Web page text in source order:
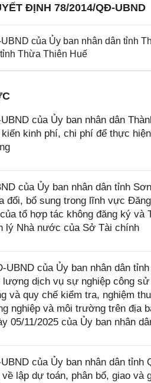
ĐỊNH 78/2014/QĐ-UBND
của Ủy ban nhân dân tỉnh
Thừa Thiên Huế
của Ủy ban nhân dân
kinh phí, chi phí để thực
của Ủy ban nhân dân tỉnh
đổi, bổ sung trong lĩnh vực
tổ hợp tác không đăng ký và
lý Nhà nước của Sở Tài chính
UBND của Ủy ban nhân dân
dịch vụ sự nghiệp công
và quy chế kiểm tra, nghiệm
nghiệp và môi trường trên địa
05/11/2025 của Ủy ban nhân
của Ủy ban nhân dân
lập dự toán, phân bổ, giao